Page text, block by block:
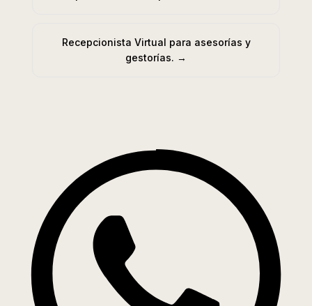
Recepcionista Virtual para asesorías y
gestorías. →